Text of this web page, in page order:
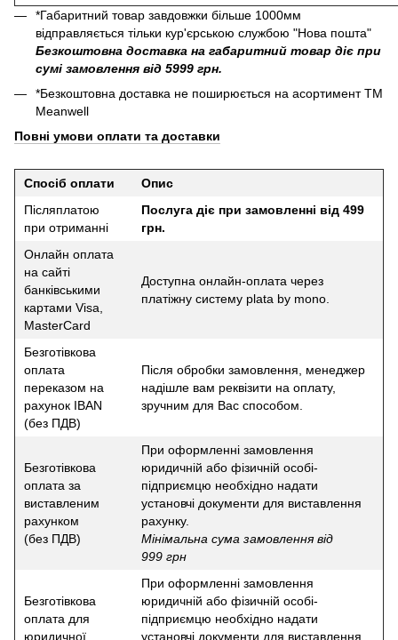
*Габаритний товар завдовжки більше 1000мм
відправляється тільки кур'єрською службою "Нова пошта"
Безкоштовна доставка на габаритний товар діє при
сумі замовлення від 5999 грн.
*Безкоштовна доставка не поширюється на асортимент ТМ
Meanwell
Повні умови оплати та доставки
Спосіб оплати
Опис
Післяплатою
при отриманні
Послуга діє при замовленні від 499
грн.
Онлайн оплата
на сайті
банківськими
картами Visa,
MasterCard
Доступна онлайн-оплата через
платіжну систему plata by mono.
Безготівкова
оплата
переказом на
рахунок IBAN
(без ПДВ)
Після обробки замовлення, менеджер
надішле вам реквізити на оплату,
зручним для Вас способом.
Безготівкова
оплата за
виставленим
рахунком
(без ПДВ)
При оформленні замовлення
юридичній або фізичній особі-
підприємцю необхідно надати
установчі документи для виставлення
рахунку.
Мінімальна сума замовлення від
999 грн
Безготівкова
оплата для
юридичної
При оформленні замовлення
юридичній або фізичній особі-
підприємцю необхідно надати
установчі документи для виставлення